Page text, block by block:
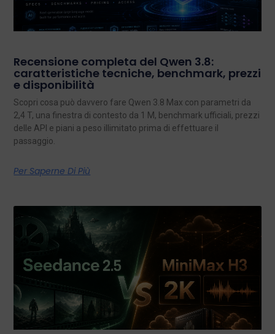
Recensione completa del Qwen 3.8:
caratteristiche tecniche, benchmark, prezzi
e disponibilità
Scopri cosa può davvero fare Qwen 3.8 Max con parametri da
2,4 T, una finestra di contesto da 1 M, benchmark ufficiali, prezzi
delle API e piani a peso illimitato prima di effettuare il
passaggio.
Per Saperne Di Più